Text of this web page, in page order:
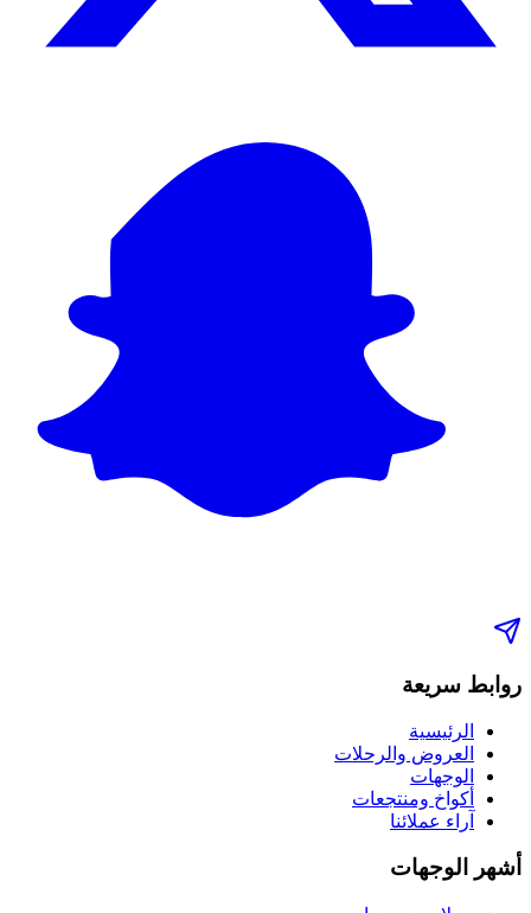
روابط سريعة
الرئيسية
العروض والرحلات
الوجهات
أكواخ ومنتجعات
آراء عملائنا
أشهر الوجهات